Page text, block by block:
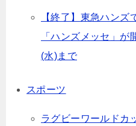
【終了】東急ハンズ
「ハンズメッセ」が
(水)まで
スポーツ
ラグビーワールドカ